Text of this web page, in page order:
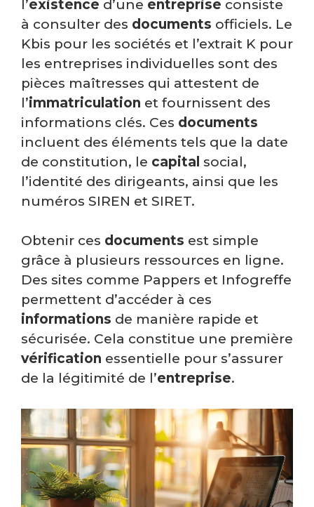
l’existence d’une entreprise consiste
à consulter des documents officiels. Le
Kbis pour les sociétés et l’extrait K pour
les entreprises individuelles sont des
pièces maîtresses qui attestent de
l’immatriculation et fournissent des
informations clés. Ces documents
incluent des éléments tels que la date
de constitution, le capital social,
l’identité des dirigeants, ainsi que les
numéros SIREN et SIRET.
Obtenir ces documents est simple
grâce à plusieurs ressources en ligne.
Des sites comme Pappers et Infogreffe
permettent d’accéder à ces
informations de manière rapide et
sécurisée. Cela constitue une première
vérification essentielle pour s’assurer
de la légitimité de l’entreprise.